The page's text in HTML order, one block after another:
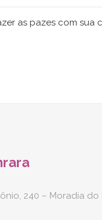
as pazes com sua
240 – Moradia